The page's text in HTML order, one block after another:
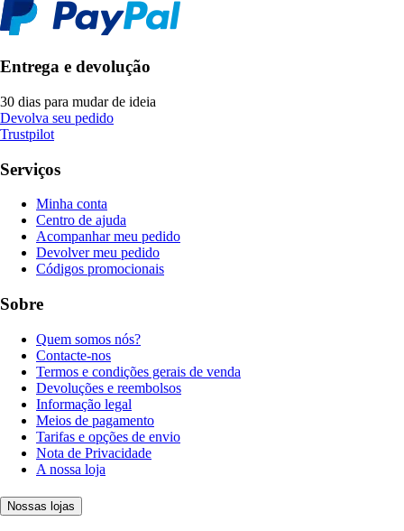
Entrega e devolução
30 dias para mudar de ideia
Devolva seu pedido
Trustpilot
Serviços
Minha conta
Centro de ajuda
Acompanhar meu pedido
Devolver meu pedido
Códigos promocionais
Sobre
Quem somos nós?
Contacte-nos
Termos e condições gerais de venda
Devoluções e reembolsos
Informação legal
Meios de pagamento
Tarifas e opções de envio
Nota de Privacidade
A nossa loja
Nossas lojas